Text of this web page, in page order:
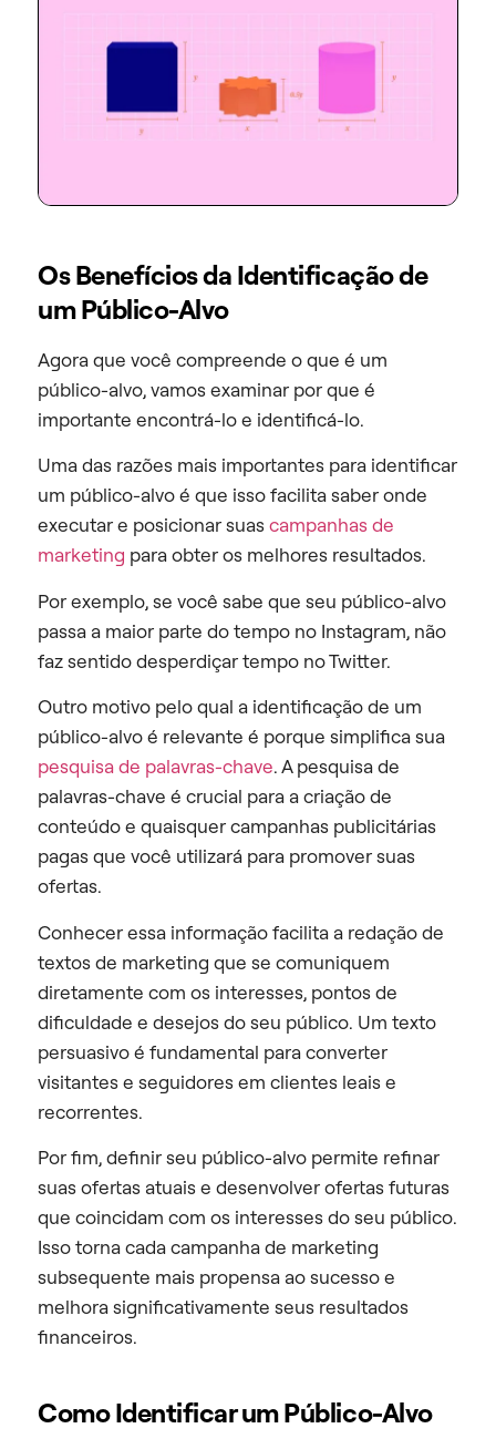
Os Benefícios da Identificação de
um Público-Alvo
Agora que você compreende o que é um
público-alvo, vamos examinar por que é
importante encontrá-lo e identificá-lo.
Uma das razões mais importantes para identificar
um público-alvo é que isso facilita saber onde
executar e posicionar suascampanhas de
marketing para obter os melhores resultados.
Por exemplo, se você sabe que seu público-alvo
passa a maior parte do tempo no Instagram, não
faz sentido desperdiçar tempo no Twitter.
Outro motivo pelo qual a identificação de um
público-alvo é relevante é porque simplifica sua
pesquisa de palavras-chave. A pesquisa de
palavras-chave é crucial para a criação de
conteúdo e quaisquer campanhas publicitárias
pagas que você utilizará para promover suas
ofertas.
Conhecer essa informação facilita a redação de
textos de marketing que se comuniquem
diretamente com os interesses, pontos de
dificuldade e desejos do seu público. Um texto
persuasivo é fundamental para converter
visitantes e seguidores em clientes leais e
recorrentes.
Por fim, definir seu público-alvo permite refinar
suas ofertas atuais e desenvolver ofertas futuras
que coincidam com os interesses do seu público.
Isso torna cada campanha de marketing
subsequente mais propensa ao sucesso e
melhora significativamente seus resultados
financeiros.
Como Identificar um Público-Alvo